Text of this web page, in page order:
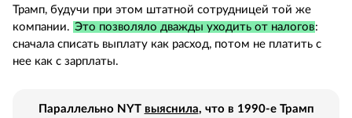
Трамп, будучи при этом штатной сотрудницей той же
компании. Это позволяло дважды уходить от налогов:
сначала списать выплату как расход, потом не платить с
нее как с зарплаты.
Параллельно NYT выяснила, что в 1990-е Трамп